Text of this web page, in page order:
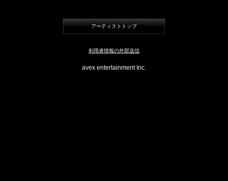
アーティストトップ
利用者情報の外部送信
avex entertainment Inc.